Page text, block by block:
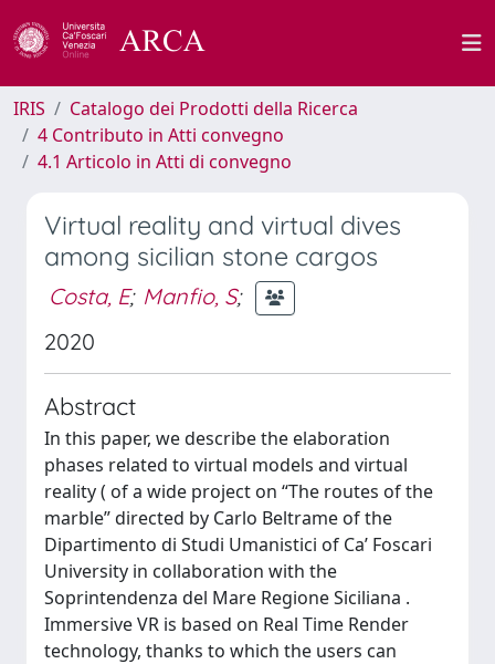
IRIS
Catalogo dei Prodotti della Ricerca
4 Contributo in Atti convegno
4.1 Articolo in Atti di convegno
Virtual reality and virtual dives
among sicilian stone cargos
Costa, E; Manfio, S;
2020
Abstract
In this paper, we describe the elaboration
phases related to virtual models and virtual
reality ( of a wide project on “The routes of the
marble” directed by Carlo Beltrame of the
Dipartimento di Studi Umanistici of Ca’ Foscari
University in collaboration with the
Soprintendenza del Mare Regione Siciliana .
Immersive VR is based on Real Time Render
technology, thanks to which the users can